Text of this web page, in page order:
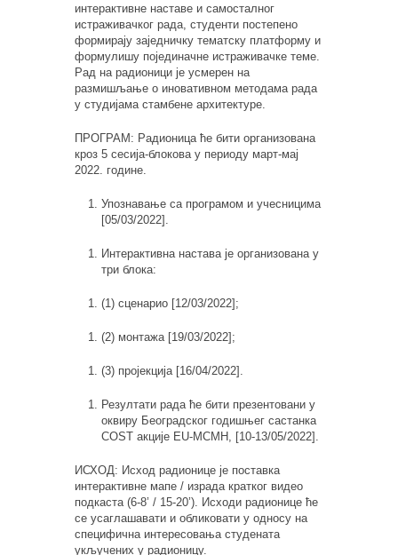
интерактивне наставе и самосталног
истраживачког рада, студенти постепено
формирају заједничку тематску платформу и
формулишу појединачне истраживачке теме.
Рад на радионици је усмерен на
размишљање о иновативном методама рада
у студијама стамбене архитектуре.
ПРОГРАМ: Радионица ће бити организована
кроз 5 сесија-блокова у периоду март-мај
2022. године.
Упознавање са програмом и учесницима
[05/03/2022].
Интерактивна настава је организована у
три блока:
(1) сценарио [12/03/2022];
(2) монтажа [19/03/2022];
(3) пројекција [16/04/2022].
Резултати рада ће бити презентовани у
оквиру Београдског годишњег састанка
COST акције EU-MCMH, [10-13/05/2022].
ИСХОД: Исход радионице је поставка
интерактивне мапе / израда кратког видео
подкаста (6-8’ / 15-20’). Исходи радионице ће
се усаглашавати и обликовати у односу на
специфична интересовања студената
укључених у радионицу.